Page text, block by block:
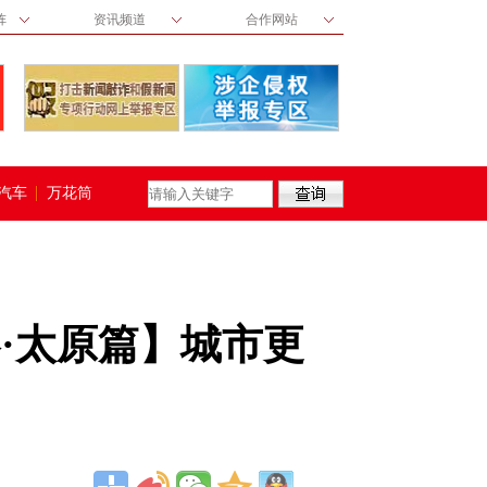
资讯频道 合作网站
车 万花筒
太原篇】城市更